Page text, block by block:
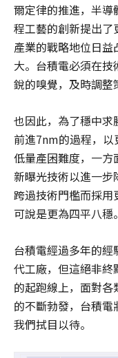
爾定律的推進，半
程工藝的創新提出
產業的戰略地位日
大。台積電必須在
銳的嗅覺，及時調整
也因此，為了穩中求
前進7nm的過程，以
低量產困難度，一方
新曝光技術以進一
跨過技術門檻而採
可說是更為四平八穩。
台積電經過多年的
代工廠，但這絕非
的起跑線上，面對
的不斷勃發，台積電
我們拭目以待。